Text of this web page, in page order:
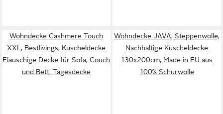
Wohndecke Cashmere Touch
XXL, Bestlivings, Kuscheldecke
Flauschige Decke für Sofa, Couch
und Bett, Tagesdecke
Wohndecke JAVA, Steppenwolle,
Nachhaltige Kuscheldecke
130x200cm, Made in EU aus
100% Schurwolle